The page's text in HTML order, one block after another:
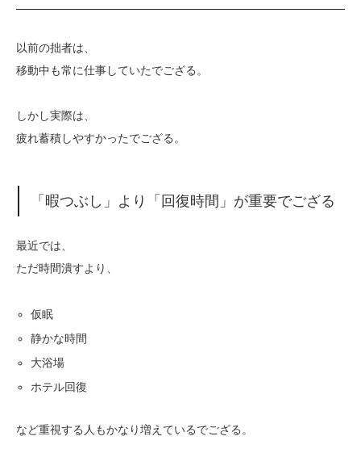
以前の拙者は、
移動中も常に仕事していたでござる。
しかし実際は、
疲れ蓄積しやすかったでござる。
「暇つぶし」より「回復時間」が重要でござる
最近では、
ただ時間潰すより、
仮眠
静かな時間
大浴場
ホテル回復
など重視する人もかなり増えているでござる。